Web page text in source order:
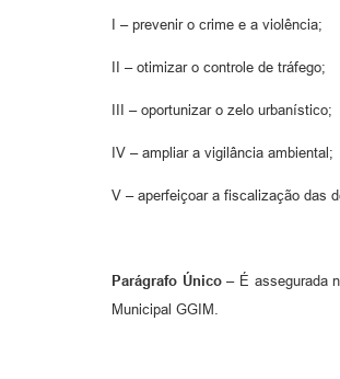
I – prevenir o crime e a violência;
II – otimizar o controle de tráfego;
III – oportunizar o zelo urbanístico;
IV – ampliar a vigilância ambiental;
V – aperfeiçoar a fiscalização das
Parágrafo Único –É assegurada
Municipal GGIM.